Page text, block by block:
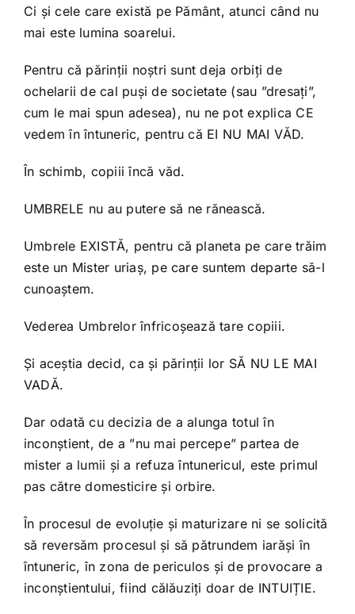
Ci și cele care există pe Pământ, atunci când nu
mai este lumina soarelui.
Pentru că părinții noștri sunt deja orbiți de
ochelarii de cal puși de societate (sau ”dresați”,
cum le mai spun adesea), nu ne pot explica CE
vedem în întuneric, pentru că EI NU MAI VĂD.
În schimb, copiii încă văd.
UMBRELE nu au putere să ne rănească.
Umbrele EXISTĂ, pentru că planeta pe care trăim
este un Mister uriaș, pe care suntem departe să-l
cunoaștem.
Vederea Umbrelor înfricoșează tare copiii.
Și aceștia decid, ca și părinții lor SĂ NU LE MAI
VADĂ.
Dar odată cu decizia de a alunga totul în
inconștient, de a ”nu mai percepe” partea de
mister a lumii și a refuza întunericul, este primul
pas către domesticire și orbire.
În procesul de evoluție și maturizare ni se solicită
să reversăm procesul și să pătrundem iarăși în
întuneric, în zona de periculos și de provocare a
inconștientului, fiind călăuziți doar de INTUIȚIE.